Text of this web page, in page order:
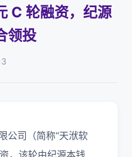
C 轮融资，纪源
领投
公司（简称“天洑软
，该轮由纪源本钱